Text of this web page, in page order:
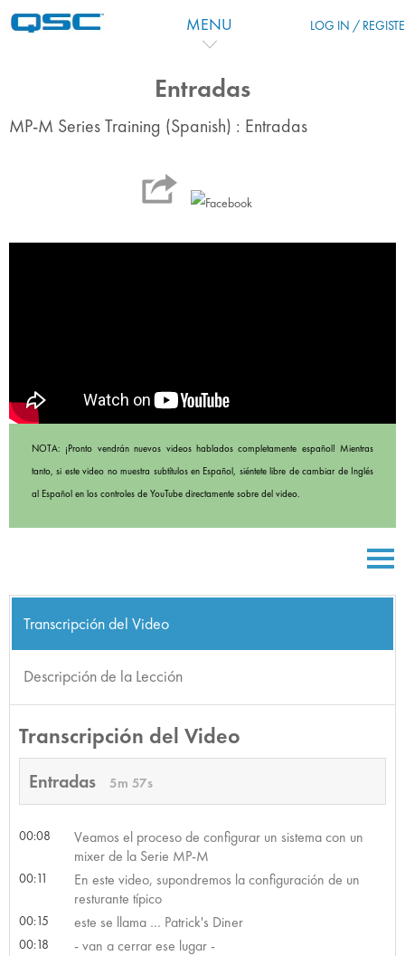
MENU LOG IN /
Entradas
MP-M Series Training (Spanish) : Entradas
NOTA: ¡Pronto vendrán nuevos videos hablados completamente español! Mientras
tanto, si este video no muestra subtítulos en Español, siéntete libre de cambiar de Inglés
al Español en los controles de YouTube directamente sobre del video.
Transcripción del Video
Descripción de la Lección
Transcripción del Video
Entradas 5m 57s
00:08
Veamos el proceso de configurar un sistema con un
mixer de la Serie MP-M
00:11
En este video, supondremos la configuración de un
resturante típico
00:15 este se llama … Patrick's Diner
00:18 - van a cerrar ese lugar -